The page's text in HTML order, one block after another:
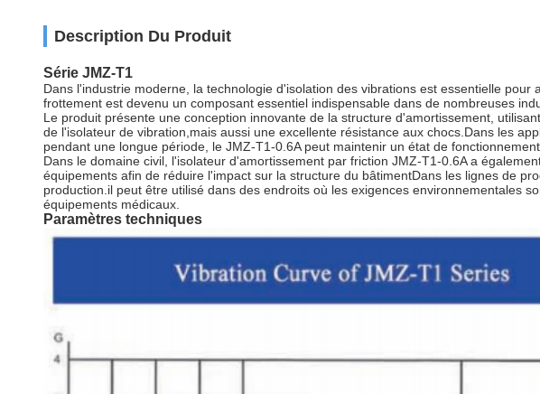
Description Du Produit
Série JMZ-T1
Dans l'industrie moderne, la technologie d'isolation des vibrations est essentielle
frottement est devenu un composant essentiel indispensable dans de nombreuses
Le produit présente une conception innovante de la structure d'amortissement,
de l'isolateur de vibration,mais aussi une excellente résistance aux chocs.Dans les
pendant une longue période, le JMZ-T1-0.6A peut maintenir un état de
Dans le domaine civil, l'isolateur d'amortissement par friction JMZ-T1-0.6A a
équipements afin de réduire l'impact sur la structure du bâtimentDans les lignes de
production.il peut être utilisé dans des endroits où les exigences environnementales
équipements médicaux.
Paramètres techniques